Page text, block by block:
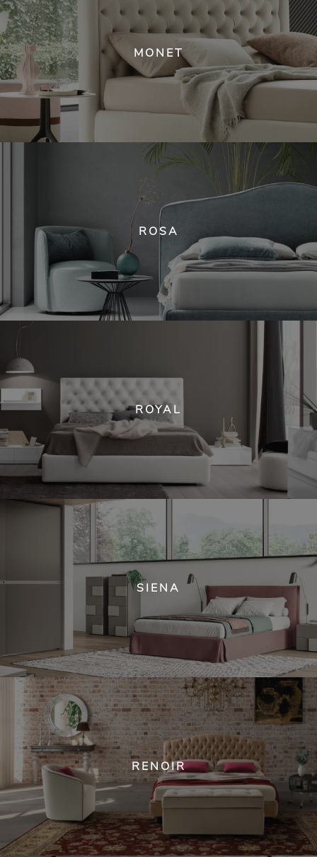
MONET
ROSA
ROYAL
SIENA
RENOIR